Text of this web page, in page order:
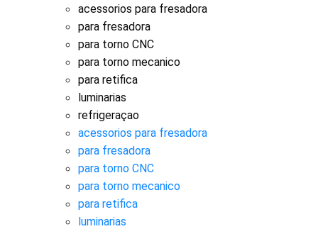
acessorios para fresadora
para fresadora
para torno CNC
para torno mecanico
para retifica
luminarias
refrigeraçao
acessorios para fresadora
para fresadora
para torno CNC
para torno mecanico
para retifica
luminarias